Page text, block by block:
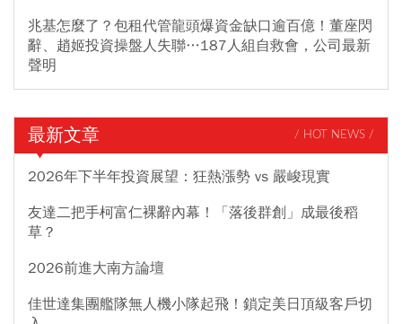
兆基怎麼了？包租代管龍頭爆資金缺口逾百億！董座閃
辭、趙姬投資操盤人失聯…187人組自救會，公司最新
聲明
最新文章 / HOT NEWS /
2026年下半年投資展望：狂熱漲勢 vs 嚴峻現實
友達二把手柯富仁裸辭內幕！「落後群創」成最後稻
草？
2026前進大南方論壇
佳世達集團艦隊無人機小隊起飛！鎖定美日頂級客戶切